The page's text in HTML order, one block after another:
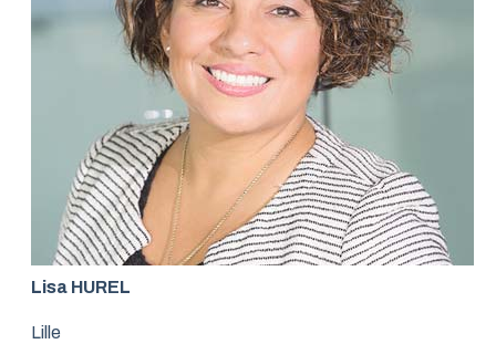
Lisa HUREL
Lille